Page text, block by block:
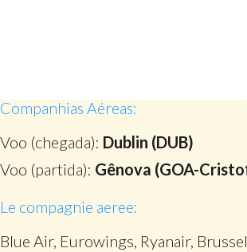
Companhias Aéreas:
Voo (chegada): Dublin (DUB)
Voo (partida): Gênova (GOA-
Le compagnie aeree:
Blue Air, Eurowings, Ryanair,